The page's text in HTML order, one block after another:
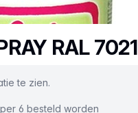
RAL 7021
te zien.
6 besteld worden